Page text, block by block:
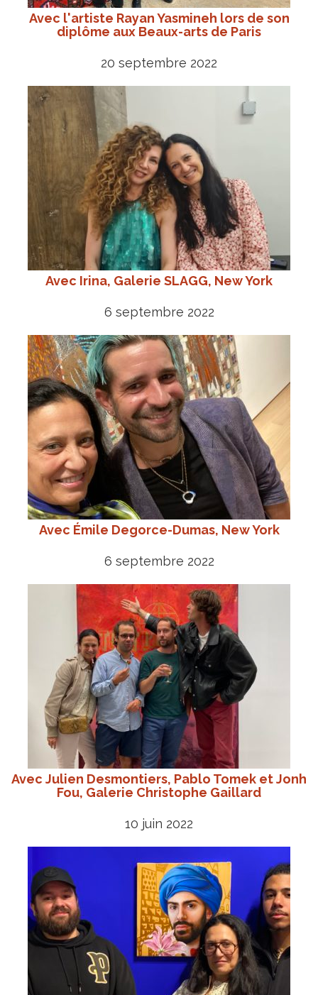
Avec l'artiste Rayan Yasmineh lors de son
diplôme aux Beaux-arts de Paris
20 septembre 2022
Avec Irina, Galerie SLAGG, New York
6 septembre 2022
Avec Émile Degorce-Dumas, New York
6 septembre 2022
Avec Julien Desmontiers, Pablo Tomek et Jonh
Fou, Galerie Christophe Gaillard
10 juin 2022